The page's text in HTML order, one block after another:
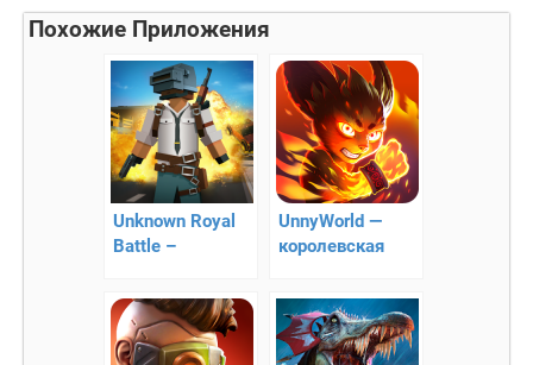
Похожие Приложения
Unknown Royal
Battle –
живых
UnnyWorld —
королевская